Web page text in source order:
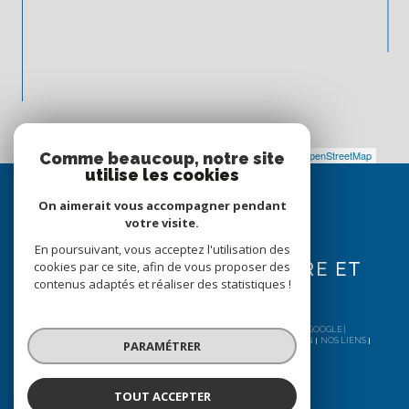
Leaflet|©JawgMaps| © OpenStreetMap
Espace
PROPRIÉTAIRE
EXTRANET (PROPRIÉTAIRE ET
LOCATAIRE)
© 2026 | TOUS DROITS RÉSERVÉS | TRADUCTION POWERED BY GOOGLE |
PLAN DU SITE ADMIN
NOS LIENS
POLITIQUE RGPD
Comme beaucoup, notre site
utilise les cookies
On aimerait vous accompagner pendant
votre visite.
En poursuivant, vous acceptez l'utilisation des
cookies par ce site, afin de vous proposer des
contenus adaptés et réaliser des statistiques !
PARAMÉTRER
TOUT ACCEPTER